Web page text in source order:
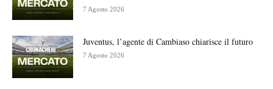
7 Agosto 2026
Juventus, l’agente di Cambiaso chiarisce il futuro
7 Agosto 2026